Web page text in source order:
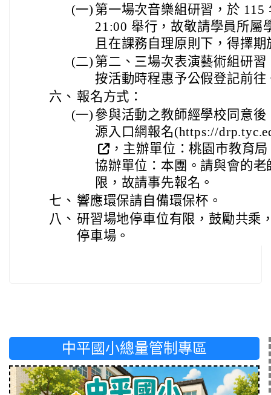
(一) 第一場次音樂組研習，於
21:00 舉行，故敬請學員所屬
且在課務自理原則下，得擇
(二) 第二、三場次表演藝術組研
按活動時程惠予公假登記前往
六、 報名方式：
(一) 參與活動之教師經學校同意
源入口網報名(https://
，主辦單位：桃園市教育
協辦單位：本團。請與會的
限，故請事先報名。
七、 響應環保請自備環保杯。
八、 研習場地停車位有限，鼓勵共乘
停車場。
中平國小總量管制專區